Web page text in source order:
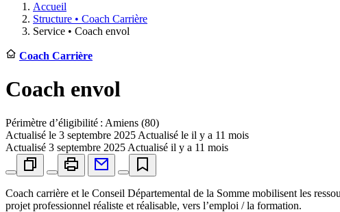
Accueil
Structure • Coach Carrière
Service • Coach envol
Coach Carrière
Coach envol
Périmètre d’éligibilité : Amiens (80)
Actualisé le 3 septembre 2025 Actualisé le il y a 11 mois
Actualisé 3 septembre 2025 Actualisé il y a 11 mois
Coach carrière et le Conseil Départemental de la Somme mobilisent les
projet professionnel réaliste et réalisable, vers l’emploi / la formation.